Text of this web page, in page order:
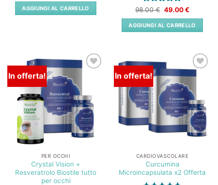
AGGIUNGI AL CARRELLO Valutato5
su 5
98.00€ Il
originale
era:
98.00 €.
49.00€Il
attuale
è:
49.00 €.
AGGIUNGI AL CARRELLO
In offerta!
desideri
PER OCCHI
Crystal Vision +
Resveratrolo Biostile tutto
per occhi
In offerta!
Lista
desideri
CARDIOVASCOLARE
Curcumina
Microincapsulata x2 Offerta